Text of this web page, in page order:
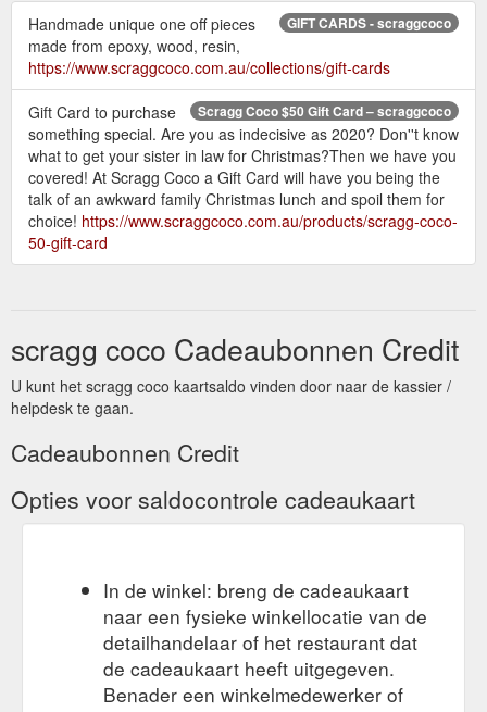
GIFT CARDS - scraggcoco
Handmade unique one off pieces
made from epoxy, wood, resin,
https://www.scraggcoco.com.au/collections/gift-cards
Scragg Coco $50 Gift Card – scraggcoco
Gift Card to purchase
something special. Are you as indecisive as 2020? Don''t know
what to get your sister in law for Christmas?Then we have you
covered! At Scragg Coco a Gift Card will have you being the
talk of an awkward family Christmas lunch and spoil them for
choice! https://www.scraggcoco.com.au/products/scragg-coco-
50-gift-card
scragg coco Cadeaubonnen Credit
U kunt het scragg coco kaartsaldo vinden door naar de kassier /
helpdesk te gaan.
Cadeaubonnen Credit
Opties voor saldocontrole cadeaukaart
In de winkel: breng de cadeaukaart
naar een fysieke winkellocatie van de
detailhandelaar of het restaurant dat
de cadeaukaart heeft uitgegeven.
Benader een winkelmedewerker of